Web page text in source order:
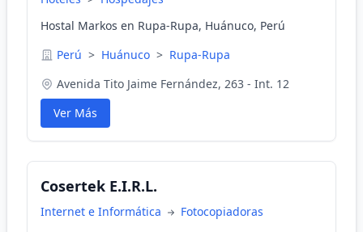
Hostal Markos en Rupa-Rupa, Huánuco, Perú
Perú > Huánuco > Rupa-Rupa
Avenida Tito Jaime Fernández, 263 - Int. 12
Ver Más
Cosertek E.I.R.L.
Internet e Informática
Fotocopiadoras